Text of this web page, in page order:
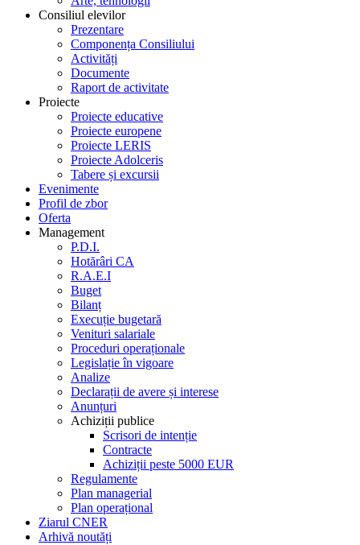
Consiliul elevilor
Prezentare
Componența Consiliului
Activități
Documente
Raport de activitate
Proiecte
Proiecte educative
Proiecte europene
Proiecte LERIS
Proiecte Adolceris
Tabere și excursii
Evenimente
Profil de zbor
Oferta
Management
P.D.I.
Hotărâri CA
R.A.E.I
Buget
Bilanț
Execuție bugetară
Venituri salariale
Proceduri operaționale
Legislație în vigoare
Analize
Declarații de avere și interese
Anunțuri
Achiziții publice
Scrisori de intenție
Contracte
Achiziții peste 5000 EUR
Regulamente
Plan managerial
Plan operațional
Ziarul CNER
Arhivă noutăți